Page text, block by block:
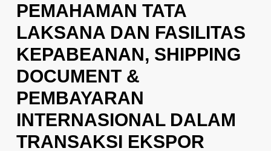
PEMAHAMAN TATA
LAKSANA DAN FASILITAS
KEPABEANAN, SHIPPING
DOCUMENT &
PEMBAYARAN
INTERNASIONAL DALAM
TRANSAKSI EKSPOR